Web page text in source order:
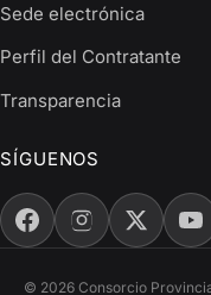
Sede electrónica
Perfil del Contratante
Transparencia
SÍGUENOS
© 2026 Consorcio